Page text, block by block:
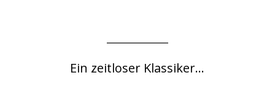
Ein zeitloser Klassiker...